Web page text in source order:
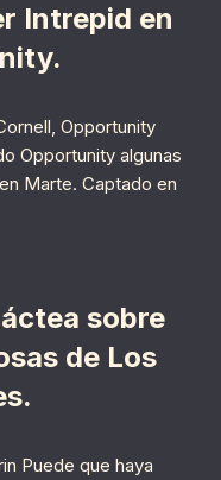
Intrepid en
Opportunity
Opportunity algunas
Marte. Captado en
sobre
de Los
Puede que haya